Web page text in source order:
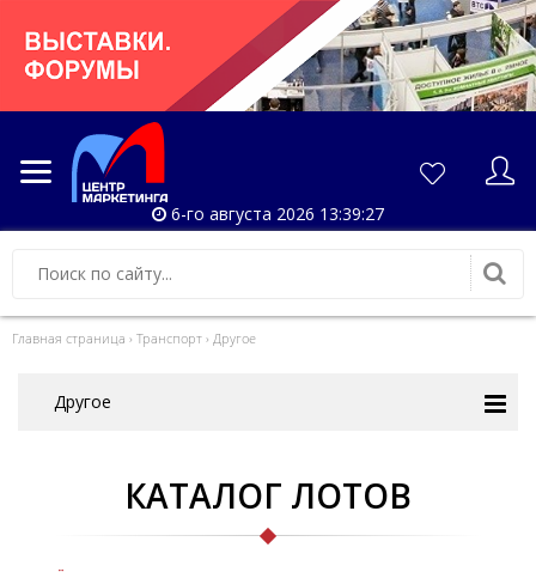
6-го августа 2026 13:39:28
Главная страница › Транспорт › Другое
Другое
КАТАЛОГ ЛОТОВ